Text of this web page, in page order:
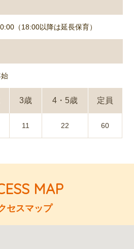
（18:00以降は延長保育）
3歳 4・5歳 定員
11 22 60
セスマップ